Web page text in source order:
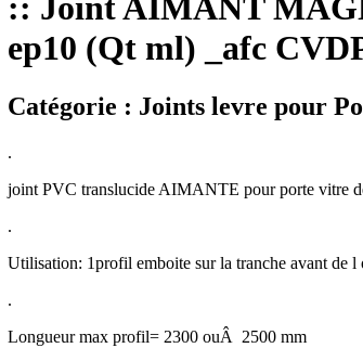
:: Joint AIMANT
ep10 (Qt ml) _afc
Catégorie : Joints levre pour
.
joint PVC translucide AIMANTE pour porte vitre
.
Utilisation: 1profil emboite sur la tranche avant de
.
Longueur max profil= 2300 ouÂ 2500 mm